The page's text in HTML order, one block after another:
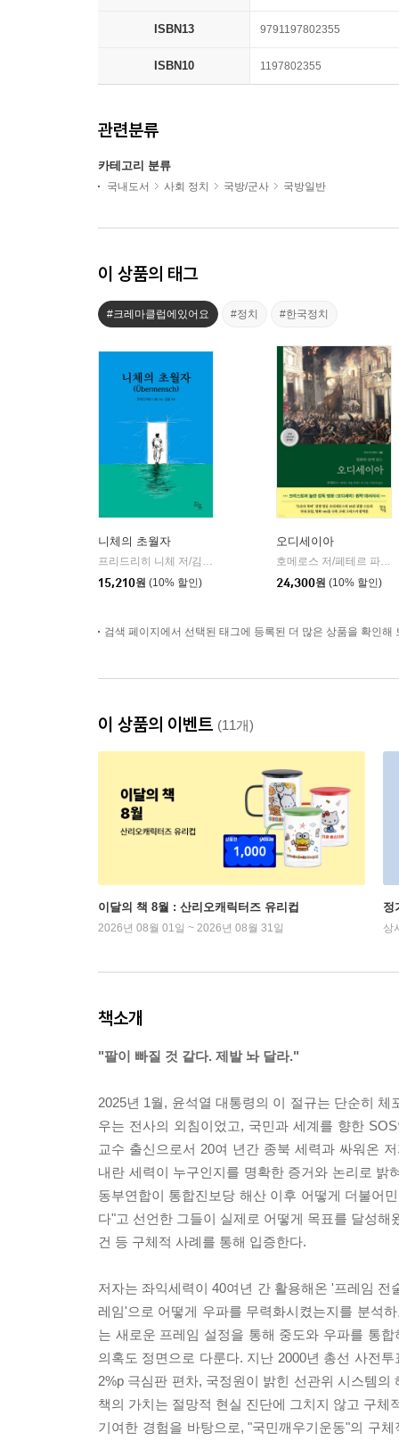
ISBN13 9791197802355
ISBN10 1197802355
관련분류
카테고리 분류
국내도서 사회 정치 국방/군사 국방일반
이 상품의 태그
#크레마클럽에있어요 #정치 #한국정치
니체의 초월자
프리드리히 니체 저/김철 편역
15,210원 (10% 할인)
오디세이아
호메로스 저/페테르 파울 루벤스 그림/박문재 역
24,300원 (10% 할인)
검색 페이지에서 선택된 태그에 등록된 더 많은 상품을 확인해
이 상품의 이벤트 (11개)
이달의 책 8월 : 산리오캐릭터즈 유리컵
2026년 08월 01일 ~ 2026년 08월 31일
정
상
책소개
"팔이 빠질 것 같다. 제발 놔 달라."
2025년 1월, 윤석열 대통령의 이 절규는 단순히
우는 전사의 외침이었고, 국민과 세계를 향한
교수 출신으로서 20여 년간 종북 세력과 싸워온
내란 세력이 누구인지를 명확한 증거와 논리로
동부연합이 통합진보당 해산 이후 어떻게 더불어
다"고 선언한 그들이 실제로 어떻게 목표를 달성
건 등 구체적 사례를 통해 입증한다.
저자는 좌익세력이 40여년 간 활용해온 '프레임
레임'으로 어떻게 우파를 무력화시켰는지를 분석
는 새로운 프레임 설정을 통해 중도와 우파를 통
의혹도 정면으로 다룬다. 지난 2000년 총선 사전
2%p 극심판 편차, 국정원이 밝힌 선관위 시스템
책의 가치는 절망적 현실 진단에 그치지 않고 구
기여한 경험을 바탕으로, "국민깨우기운동"의 구